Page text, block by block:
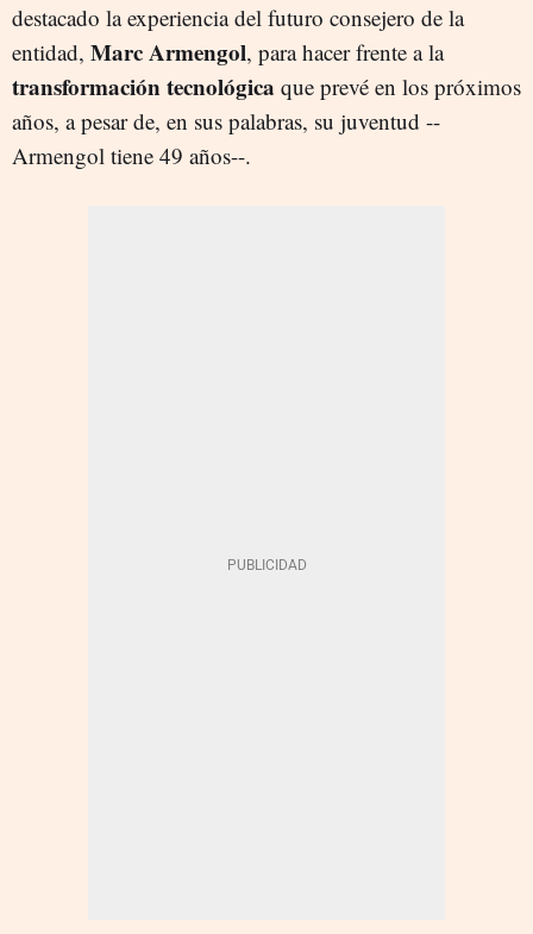
destacado la experiencia del futuro consejero de la
entidad, Marc Armengol, para hacer frente a la
transformación tecnológica que prevé en los próximos
años, a pesar de, en sus palabras, su juventud --
Armengol tiene 49 años--.